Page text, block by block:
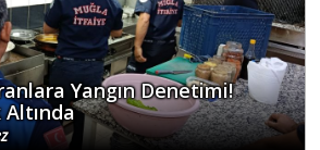
Yangın Denetimi!